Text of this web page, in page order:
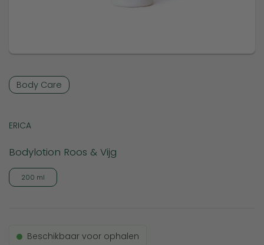
Body Care
ERICA
Bodylotion Roos & Vijg
200 ml
Beschikbaar voor ophalen